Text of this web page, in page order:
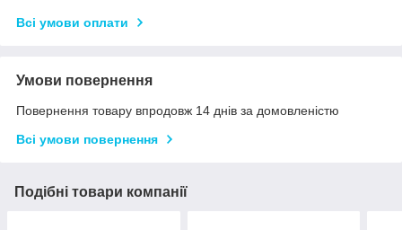
Всі умови оплати
Умови повернення
Повернення товару впродовж 14 днів за домовленістю
Всі умови повернення
Подібні товари компанії